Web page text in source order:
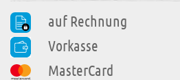
auf Rechnung
Vorkasse
MasterCard